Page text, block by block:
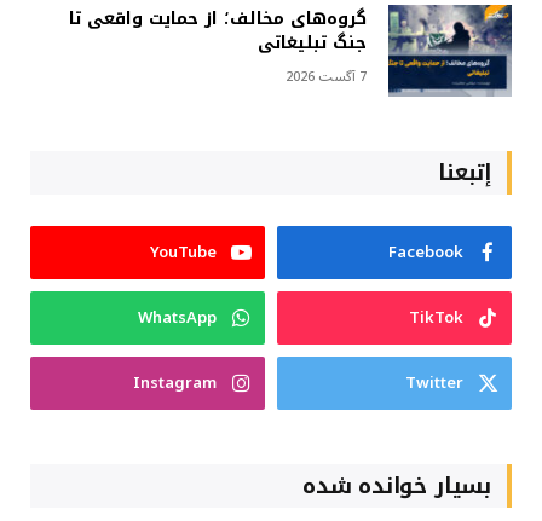
گروه‌های مخالف؛ از حمایت واقعی تا
جنگ تبلیغاتی
7 آگست 2026
إتبعنا
Facebook
YouTube
TikTok
WhatsApp
Twitter
Instagram
بسیار خوانده شده